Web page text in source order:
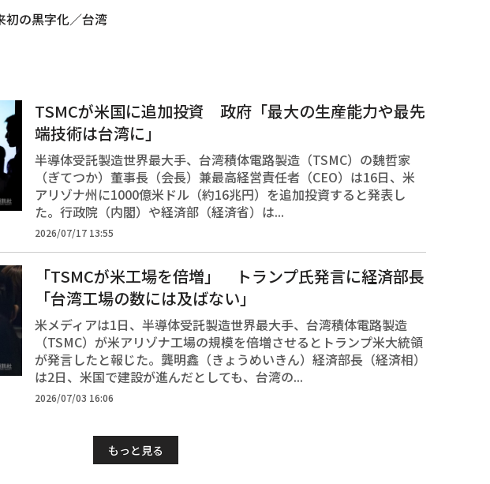
の黒字化／台湾
TSMCが米国に追加投資 政府「最大の生産能力や最先
端技術は台湾に」
半導体受託製造世界最大手、台湾積体電路製造（TSMC）の魏哲家
（ぎてつか）董事長（会長）兼最高経営責任者（CEO）は16日、米
アリゾナ州に1000億米ドル（約16兆円）を追加投資すると発表し
た。行政院（内閣）や経済部（経済省）は...
2026/07/17 13:55
「TSMCが米工場を倍増」 トランプ氏発言に経済部長
「台湾工場の数には及ばない」
米メディアは1日、半導体受託製造世界最大手、台湾積体電路製造
（TSMC）が米アリゾナ工場の規模を倍増させるとトランプ米大統領
が発言したと報じた。龔明鑫（きょうめいきん）経済部長（経済相）
は2日、米国で建設が進んだとしても、台湾の...
2026/07/03 16:06
もっと見る